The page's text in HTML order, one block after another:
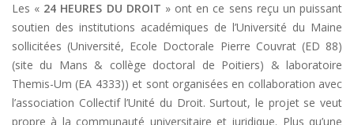
Les « 24 HEURES DU DROIT » ont en ce sens reçu un puissant
soutien des institutions académiques de l’Université du Maine
sollicitées (Université, Ecole Doctorale Pierre Couvrat (ED 88)
(site du Mans & collège doctoral de Poitiers) & laboratoire
Themis-Um (EA 4333)) et sont organisées en collaboration avec
l’association Collectif l’Unité du Droit. Surtout, le projet se veut
propre à la communauté universitaire et juridique. Plus qu’une